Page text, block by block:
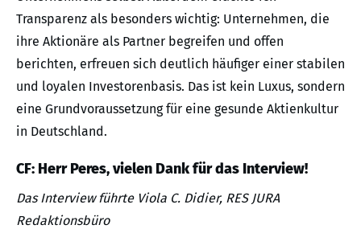
Transparenz als besonders wichtig: Unternehmen, die
ihre Aktionäre als Partner begreifen und offen
berichten, erfreuen sich deutlich häufiger einer stabilen
und loyalen Investorenbasis. Das ist kein Luxus, sondern
eine Grundvoraussetzung für eine gesunde Aktienkultur
in Deutschland.
CF: Herr Peres, vielen Dank für das Interview!
Das Interview führte Viola C. Didier, RES JURA
Redaktionsbüro